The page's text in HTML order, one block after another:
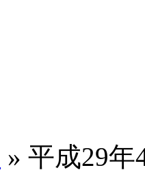
» 平成29